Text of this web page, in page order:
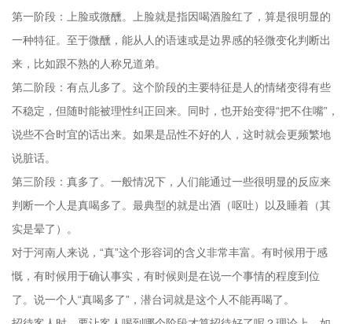
第一阶段：上脸或微醺。上脸就是指因喝酒脸红了，算是很明显的
一种特征。至于微醺，能从人的语速或是边界感的轻微变化判断出
来，比如跟不熟的人称兄道弟。
第二阶段：有点儿多了。这个阶段的主要特征是人的情绪变得有些
不稳定，但随时能被理性纠正回来。同时，也开始变得“把不住嘴”，
说些不合时宜的话出来。如果是品性不好的人，这时就会更频繁地
说脏话。
第三阶段：真多了。一般情况下，人们能通过一些很明显的反应来
判断一个人是真喝多了。最典型的就是出酒（呕吐）以及睡着（其
实是晕了）。
对于河南人来说，“真”这个形容词的含义非常丰富。有时候用于感
慨，有时候用于确认事实，有时候则是在说一个事情的程度到位
了。说一个人“真喝多了”，潜台词就是这个人不能再喝了。